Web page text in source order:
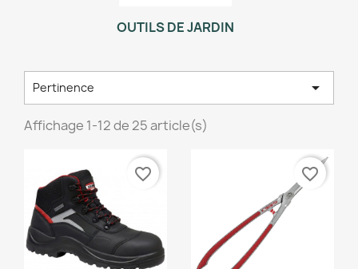
OUTILS DE JARDIN
Pertinence 
Affichage 1-12 de 25 article(s)
favorite_border favorite_border